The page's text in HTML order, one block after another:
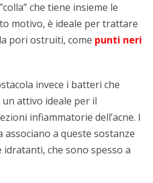
che tiene insieme le
motivo, è ideale per trattare
pori ostruiti, come punti neri
invece i batteri che
attivo ideale per il
infiammatorie dell’acne. I
a queste sostanze
che sono spesso a